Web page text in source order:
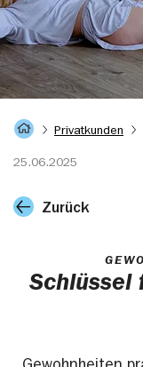
Startseite
Privatkunden
25.06.2025
Zurück
Schlüssel